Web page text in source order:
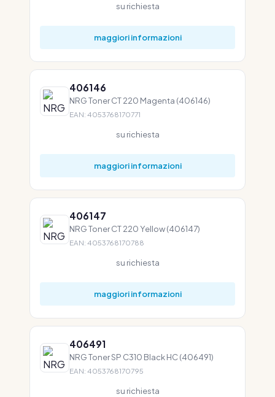
su richiesta
maggiori informazioni
406146
NRG Toner CT 220 Magenta (406146)
EAN: 4053768170771
su richiesta
maggiori informazioni
406147
NRG Toner CT 220 Yellow (406147)
EAN: 4053768170788
su richiesta
maggiori informazioni
406491
NRG Toner SP C310 Black HC (406491)
EAN: 4053768170795
su richiesta